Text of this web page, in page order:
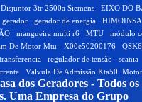
Disjuntor 3tr 2500a Siemens
EIXO DO
gerador gerador de energia HIMOINSA
mangueira multi r6 MTU
módulo
De Motor Mtu - X00e50200176
regulador de tensão scania
Válvula De Admissão Kta50.
dos Geradores - Todos
Uma Empresa do Grupo